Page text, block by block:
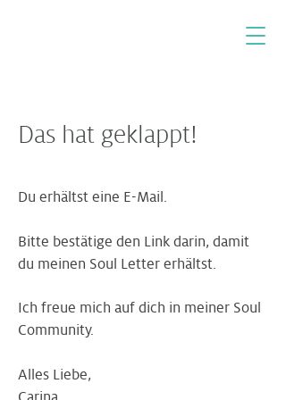
Das hat geklappt!
Du erhältst eine E-Mail.
Bitte bestätige den Link darin, damit
du meinen Soul Letter erhältst.
Ich freue mich auf dich in meiner Soul
Community.
Alles Liebe,